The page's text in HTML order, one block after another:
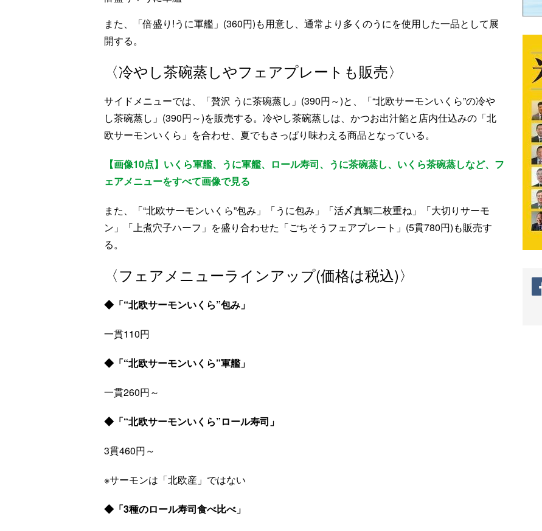
また、「倍盛り!うに軍艦」(360円)も用意し、通常より多くのうにを使用した一品として展
開する。
〈冷やし茶碗蒸しやフェアプレートも販売〉
サイドメニューでは、「贅沢 うに茶碗蒸し」(390円～)と、「“北欧サーモンいくら”の冷や
し茶碗蒸し」(390円～)を販売する。冷やし茶碗蒸しは、かつお出汁餡と店内仕込みの「北
欧サーモンいくら」を合わせ、夏でもさっぱり味わえる商品となっている。
【画像10点】いくら軍艦、うに軍艦、ロール寿司、うに茶碗蒸し、いくら茶碗蒸しなど、フ
ェアメニューをすべて画像で見る
また、「“北欧サーモンいくら”包み」「うに包み」「活〆真鯛二枚重ね」「大切りサーモ
ン」「上煮穴子ハーフ」を盛り合わせた「ごちそうフェアプレート」(5貫780円)も販売す
る。
〈フェアメニューラインアップ(価格は税込)〉
◆「“北欧サーモンいくら”包み」
一貫110円
◆「“北欧サーモンいくら”軍艦」
一貫260円～
◆「“北欧サーモンいくら”ロール寿司」
3貫460円～
※サーモンは「北欧産」ではない
◆「3種のロール寿司食べ比べ」